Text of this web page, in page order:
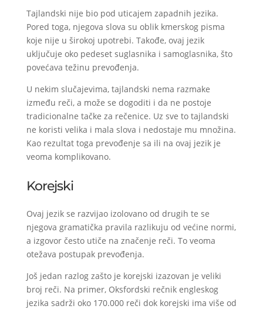
Tajlandski nije bio pod uticajem zapadnih jezika.
Pored toga, njegova slova su oblik kmerskog pisma
koje nije u širokoj upotrebi. Takođe, ovaj jezik
uključuje oko pedeset suglasnika i samoglasnika, što
povećava težinu prevođenja.
U nekim slučajevima, tajlandski nema razmake
između reči, a može se dogoditi i da ne postoje
tradicionalne tačke za rečenice. Uz sve to tajlandski
ne koristi velika i mala slova i nedostaje mu množina.
Kao rezultat toga prevođenje sa ili na ovaj jezik je
veoma komplikovano.
Korejski
Ovaj jezik se razvijao izolovano od drugih te se
njegova gramatička pravila razlikuju od većine normi,
a izgovor često utiče na značenje reči. To veoma
otežava postupak prevođenja.
Još jedan razlog zašto je korejski izazovan je veliki
broj reči. Na primer, Oksfordski rečnik engleskog
jezika sadrži oko 170.000 reči dok korejski ima više od